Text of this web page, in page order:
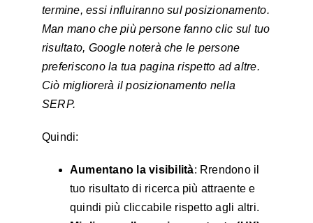
termine, essi influiranno sul posizionamento.
Man mano che più persone fanno clic sul tuo
risultato, Google noterà che le persone
preferiscono la tua pagina rispetto ad altre.
Ciò migliorerà il posizionamento nella
SERP.
Quindi:
Aumentano la visibilità: Rrendono il
tuo risultato di ricerca più attraente e
quindi più cliccabile rispetto agli altri.